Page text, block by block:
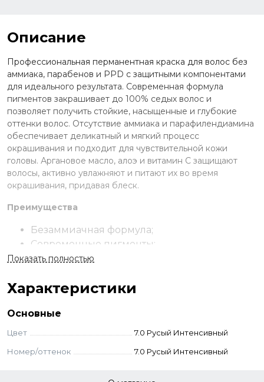
Описание
Профессиональная перманентная краска для волос без
аммиака, парабенов и PPD с защитными компонентами
для идеального результата. Современная формула
пигментов закрашивает до 100% седых волос и
позволяет получить стойкие, насыщенные и глубокие
оттенки волос. Отсутствие аммиака и парафилендиамина
обеспечивает деликатный и мягкий процесс
окрашивания и подходит для чувствительной кожи
головы. Аргановое масло, алоэ и витамин C защищают
волосы, активно увлажняют и питают их во время
окрашивания, придавая блеск.
Преимущества
Безаммиачная формула;
Современные пигменты;
Закрашивание седины на 100%;
витамин C;
Смешайте выбранный краситель с окислителем в
пропорции 1:1,5 или 1:2 с тонерами. Нанесите на волосы.
Показать полностью
Характеристики
Основные
Цвет
7.0 Русый Интенсивный
Номер/оттенок
7.0 Русый Интенсивный